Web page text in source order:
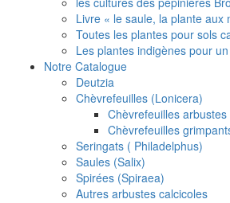
Livre « le saule, la plante aux
Toutes les plantes pour sols
Les plantes indigènes pour
Notre Catalogue
Deutzia
Chèvrefeuilles (Lonicera)
Chèvrefeuilles arbustes
Chèvrefeuilles
Seringats ( Philadelphus)
Saules (Salix)
Spirées (Spiraea)
Autres arbustes calcicoles